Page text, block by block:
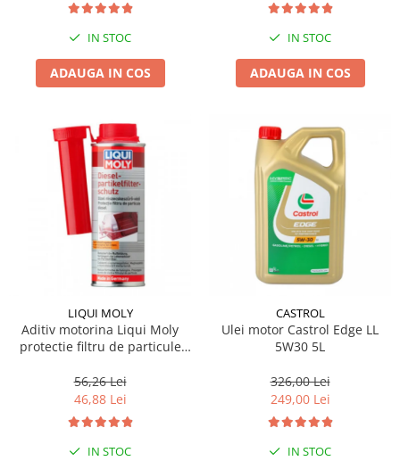
IN STOC
ADAUGA IN COS
IN STOC
ADAUGA IN COS
LIQUI MOLY
Aditiv motorina Liqui Moly
protectie filtru de particule
56,26 Lei
46,88 Lei
IN STOC
CASTROL
Ulei motor Castrol Edge LL
5W30 5L
326,00 Lei
249,00 Lei
IN STOC